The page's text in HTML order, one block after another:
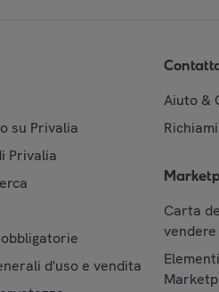
su Privalia
Privalia
d'uso e vendita
Aiuto &
Carta